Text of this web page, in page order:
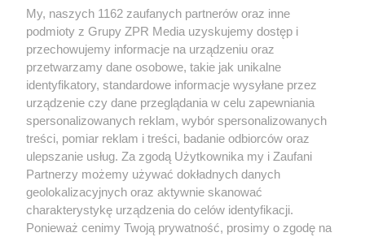
Żaden utwór zamieszczony w serwisie nie może być powielany i
rozpowszechniany lub dalej rozpowszechniany w jakikolwiek sposób (w
tym także elektroniczny lub mechaniczny) na jakimkolwiek polu
eksploatacji w jakiejkolwiek formie, włącznie z umieszczaniem w Internecie
bez pisemnej zgody właściciela praw. Jakiekolwiek użycie lub
wykorzystanie utworów w całości lub w części z naruszeniem prawa, tzn.
bez właściwej zgody, jest zabronione pod groźbą kary i może być ścigane
prawnie.
O nas
My, naszych 1162 zaufanych partnerów oraz inne
podmioty z Grupy ZPR Media uzyskujemy dostęp i
przechowujemy informacje na urządzeniu oraz
przetwarzamy dane osobowe, takie jak unikalne
identyfikatory, standardowe informacje wysyłane przez
urządzenie czy dane przeglądania w celu zapewniania
spersonalizowanych reklam, wybór spersonalizowanych
treści, pomiar reklam i treści, badanie odbiorców oraz
ulepszanie usług. Za zgodą Użytkownika my i Zaufani
Partnerzy możemy używać dokładnych danych
geolokalizacyjnych oraz aktywnie skanować
charakterystykę urządzenia do celów identyfikacji.
Ponieważ cenimy Twoją prywatność, prosimy o zgodę na